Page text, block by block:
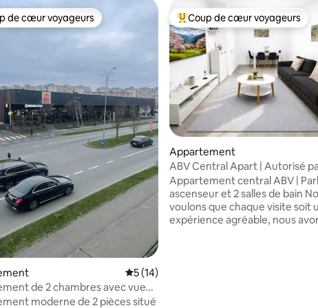
la base de 196 commentaires : 4,93 sur 5
de cœur voyageurs les plus appréciés
de cœur voyageurs
Évaluation moyenne sur la base de 14
5 (14)
de 2 chambres avec vue
Dem Radulescu
moderne de 2 pièces situé
Coups de cœur voyageurs les
Coup de cœur voyageurs
Appartement
ABV Central Apart | Autorisé
ministère du Tourisme
Appartement central ABV |
ascenseur et 2 salles de bain
voulons que chaque visite soit
expérience agréable, nous